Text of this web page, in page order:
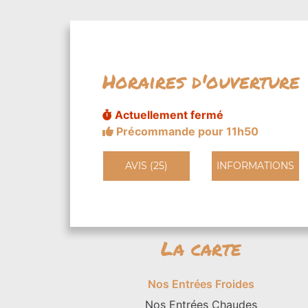
Horaires d'ouverture
Actuellement fermé
Précommande pour 11h50
AVIS (25) INFORMATIONS
La carte
Nos Entrées Froides
Nos Entrées Chaudes